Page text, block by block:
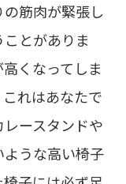
筋肉が緊張し
とがありま
くなってしま
れはあなたで
ースタンドや
うな高い椅子